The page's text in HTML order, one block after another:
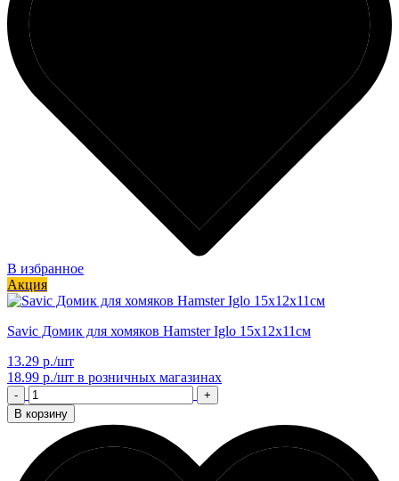
В избранное
Акция
Savic Домик для хомяков Hamster Iglo 15х12х11см
13.29 р./шт
18.99 р./шт в розничных магазинах
-
+
В корзину